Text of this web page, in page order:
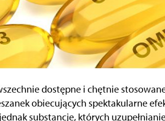
dostępne i chętnie
obiecujących spektakularne
substancje, których